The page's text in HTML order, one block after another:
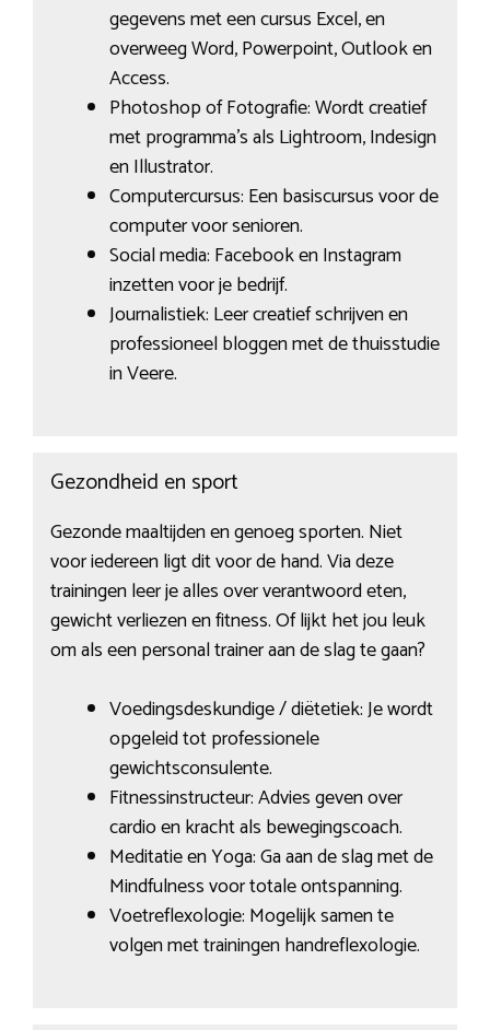
gegevens met een cursus Excel, en
overweeg Word, Powerpoint, Outlook en
Access.
Photoshop of Fotografie: Wordt creatief
met programma’s als Lightroom, Indesign
en Illustrator.
Computercursus: Een basiscursus voor de
computer voor senioren.
Social media: Facebook en Instagram
inzetten voor je bedrijf.
Journalistiek: Leer creatief schrijven en
professioneel bloggen met de thuisstudie
in Veere.
Gezondheid en sport
Gezonde maaltijden en genoeg sporten. Niet
voor iedereen ligt dit voor de hand. Via deze
trainingen leer je alles over verantwoord eten,
gewicht verliezen en fitness. Of lijkt het jou leuk
om als een personal trainer aan de slag te gaan?
Voedingsdeskundige / diëtetiek: Je wordt
opgeleid tot professionele
gewichtsconsulente.
Fitnessinstructeur: Advies geven over
cardio en kracht als bewegingscoach.
Meditatie en Yoga: Ga aan de slag met de
Mindfulness voor totale ontspanning.
Voetreflexologie: Mogelijk samen te
volgen met trainingen handreflexologie.